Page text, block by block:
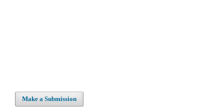
Make a Submission